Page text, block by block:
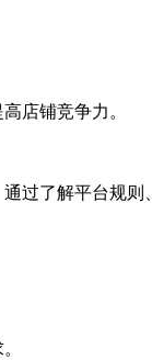
店铺竞争力。
过了解平台规